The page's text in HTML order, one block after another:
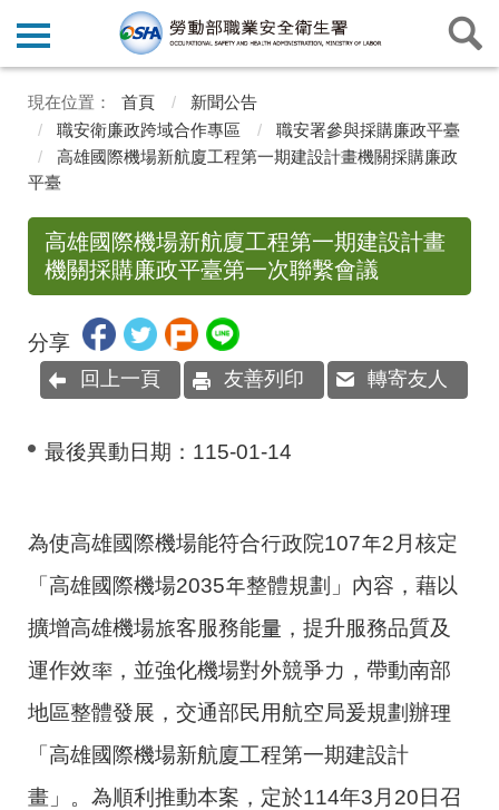
首頁
新聞公告
職安衛廉政跨域合作專區
職安署參與採購廉政平臺
高雄國際機場新航廈工程第一期建設計畫機關採購廉政
平臺
高雄國際機場新航廈工程第一期建設計畫
機關採購廉政平臺第一次聯繫會議
分享
回上一頁 友善列印 轉寄友人
最後異動日期： 115-01-14
為使高雄國際機場能符合行政院107年2月核定
「高雄國際機場2035年整體規劃」內容，藉以
擴增高雄機場旅客服務能量，提升服務品質及
運作效率，並強化機場對外競爭力，帶動南部
地區整體發展，交通部民用航空局爰規劃辦理
「高雄國際機場新航廈工程第一期建設計
畫」。為順利推動本案，定於114年3月20日召